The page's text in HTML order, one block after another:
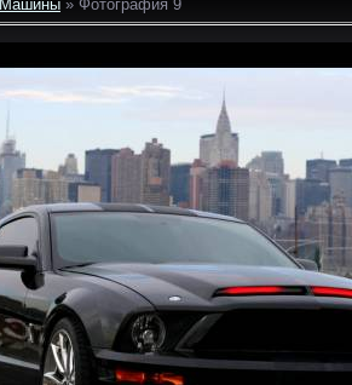
Машины » Фотография 9